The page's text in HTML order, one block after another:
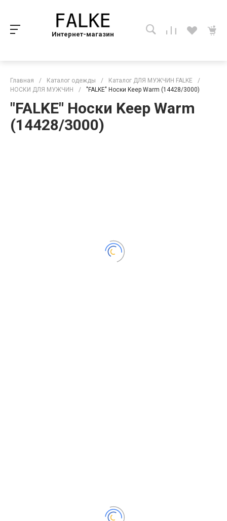
Интернет-магазин
Главная / Каталог одежды / Каталог ДЛЯ МУЖЧИН FALKE
/
НОСКИ ДЛЯ МУЖЧИН
/ "FALKE" Носки Keep Warm (14428/3000)
"FALKE" Носки Keep Warm
(14428/3000)